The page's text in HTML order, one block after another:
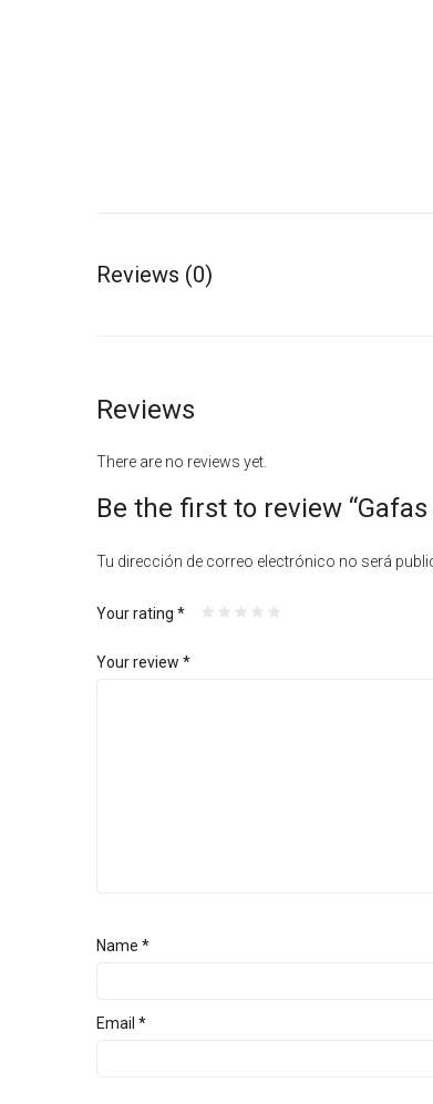
Reviews (0)
Reviews
There are no reviews yet.
Be the first to review
Tu dirección de correo electrónico no será
Your rating *
Your review *
Name *
Email *